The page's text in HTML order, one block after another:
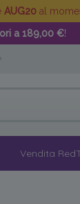
AUG20 al
a 189,00 €!
Vendita